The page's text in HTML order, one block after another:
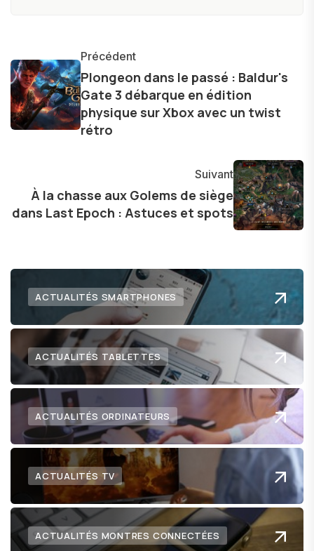
et bien d'autres gadgets technologiques. Armé
d'une curiosité insatiable, j'aime dévoiler les
dernières tendances et innovations, partageant
avec enthousiasme mes découvertes avec la
communauté en ligne. Mon engagement envers
technologie me permet de présenter aux
lecteurs un aperçu captivant de ce que le futur
numérique nous réserve.
Précédent
Plongeon dans le passé : Baldur's
Gate 3 débarque en édition
physique sur Xbox avec un twist
rétro
Suivant
À la chasse aux Golems de siège
dans Last Epoch : Astuces et spots
ACTUALITÉS SMARTPHONES
ACTUALITÉS TABLETTES
ACTUALITÉS ORDINATEURS
ACTUALITÉS TV
ACTUALITÉS MONTRES CONNECTÉES